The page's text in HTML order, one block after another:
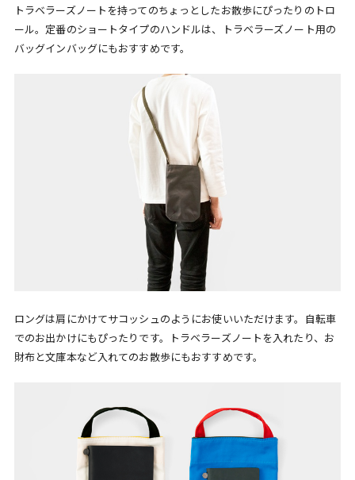
トラベラーズノートを持ってのちょっとしたお散歩にぴったりのトロ
ール。定番のショートタイプのハンドルは、トラベラーズノート用の
バッグインバッグにもおすすめです。
ロングは肩にかけてサコッシュのようにお使いいただけます。自転車
でのお出かけにもぴったりです。トラベラーズノートを入れたり、お
財布と文庫本など入れてのお散歩にもおすすめです。